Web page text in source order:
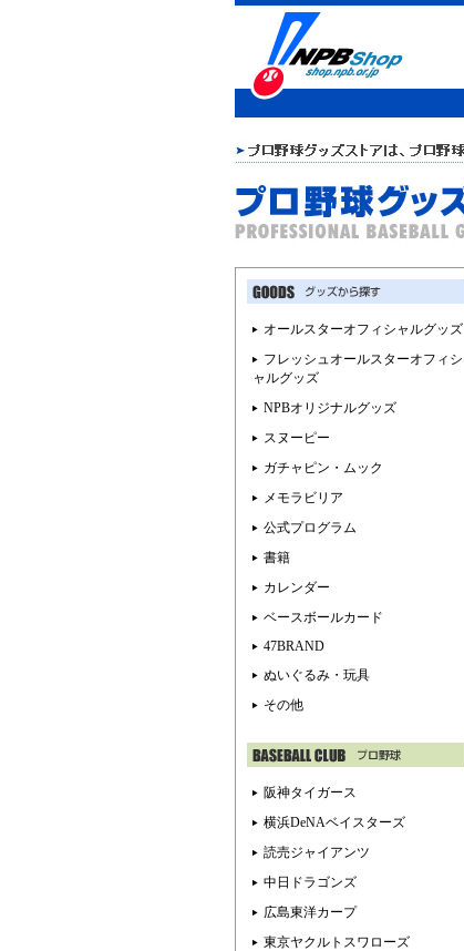
オールスターオフィシャルグッズ
フレッシュオールスターオフィシ
ャルグッズ
NPBオリジナルグッズ
スヌーピー
ガチャピン・ムック
メモラビリア
公式プログラム
書籍
カレンダー
ベースボールカード
47BRAND
ぬいぐるみ・玩具
その他
阪神タイガース
横浜DeNAベイスターズ
読売ジャイアンツ
中日ドラゴンズ
広島東洋カープ
東京ヤクルトスワローズ